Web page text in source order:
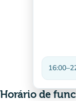
16:00–
Horário de